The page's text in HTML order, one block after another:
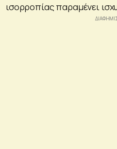
ισορροπίας παραμένει